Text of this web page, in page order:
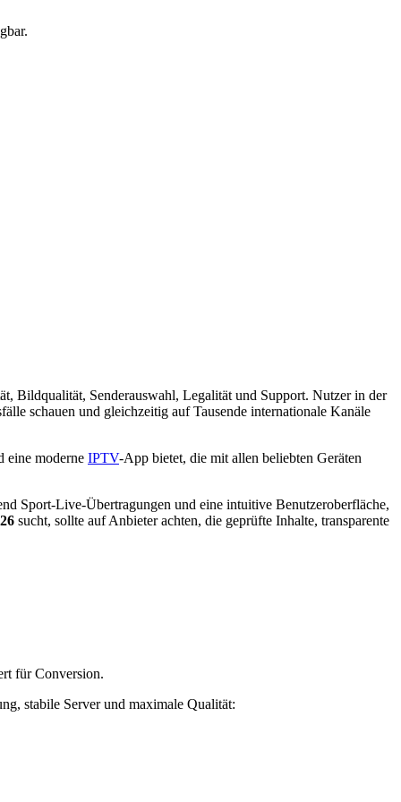
Bildqualität, Senderauswahl, Legalität und Support. Nutzer in der
schauen und gleichzeitig auf Tausende internationale Kanäle
eine moderne IPTV-App bietet, die mit allen beliebten Geräten
Sport-Live-Übertragungen und eine intuitive Benutzeroberfläche,
sucht, sollte auf Anbieter achten, die geprüfte Inhalte, transparente
für Conversion.
stabile Server und maximale Qualität: